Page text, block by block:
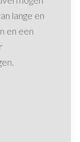
lange en
en een